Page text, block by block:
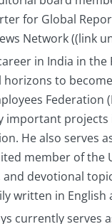
for Global
Network ((link
in India in
to
Federation
important
He also serves
member of the
devotional
written in English
currently serves